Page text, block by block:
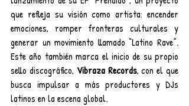
que refleja su visión como artista: encender
emociones, romper fronteras culturales y
generar un movimiento llamado “Latino Rave”.
Este año también marca el inicio de su propio
sello discográfico, Vibraza Records, con el que
busca impulsar a más productores y DJs
latinos en la escena global.